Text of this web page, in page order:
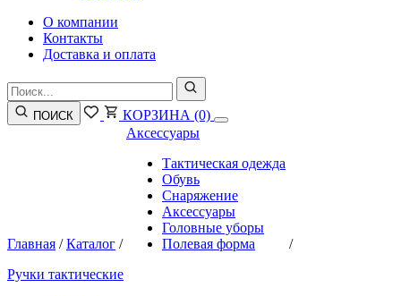
О компании
Контакты
Доставка и оплата
ПОИСК КОРЗИНА (0)
Главная /Каталог /
Аксессуары
Тактическая одежда
Обувь
Снаряжение
Аксессуары
Головные уборы
Полевая форма
/
Ручки тактические